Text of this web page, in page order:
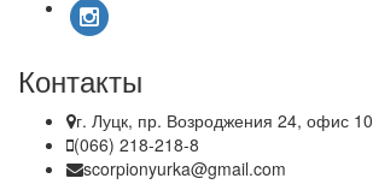
Контакты
г. Луцк, пр. Возроджения 24, офис 10
(066) 218-218-8
scorpionyurka@gmail.com